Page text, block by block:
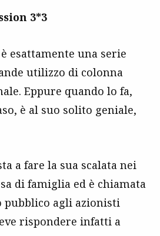
3*3
esattamente una serie
utilizzo di colonna
Eppure quando lo fa,
è al suo solito geniale,
a fare la sua scalata nei
di famiglia ed è chiamata
pubblico agli azionisti
rispondere infatti a